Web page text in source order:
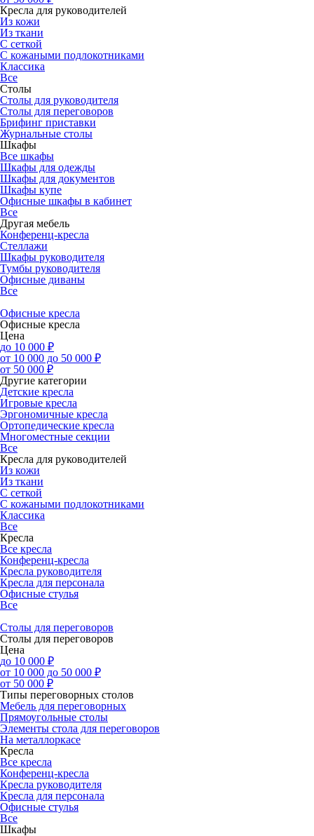
Кресла для руководителей
Из кожи
Из ткани
С сеткой
С кожаными подлокотниками
Классика
Все
Столы
Столы для руководителя
Столы для переговоров
Брифинг приставки
Журнальные столы
Шкафы
Все шкафы
Шкафы для одежды
Шкафы для документов
Шкафы купе
Офисные шкафы в кабинет
Все
Другая мебель
Конференц-кресла
Стеллажи
Шкафы руководителя
Тумбы руководителя
Офисные диваны
Все
Офисные кресла
Офисные кресла
Цена
до 10 000 ₽
от 10 000 до 50 000 ₽
от 50 000 ₽
Другие категории
Детские кресла
Игровые кресла
Эргономичные кресла
Ортопедические кресла
Многоместные секции
Все
Кресла для руководителей
Из кожи
Из ткани
С сеткой
С кожаными подлокотниками
Классика
Все
Кресла
Все кресла
Конференц-кресла
Кресла руководителя
Кресла для персонала
Офисные стулья
Все
Столы для переговоров
Столы для переговоров
Цена
до 10 000 ₽
от 10 000 до 50 000 ₽
от 50 000 ₽
Типы переговорных столов
Мебель для переговорных
Прямоугольные столы
Элементы стола для переговоров
На металлоркасе
Кресла
Все кресла
Конференц-кресла
Кресла руководителя
Кресла для персонала
Офисные стулья
Все
Шкафы